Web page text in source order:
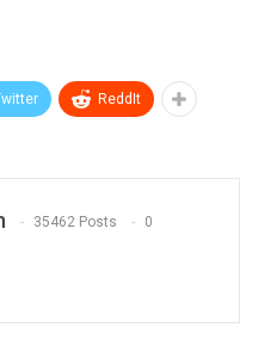
ReddIt
35462 Posts 0